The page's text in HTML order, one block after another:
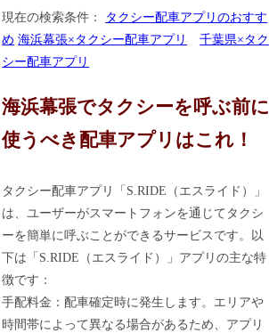
現在の検索条件：
タクシー配車アプリのおすす
め 海浜幕張×タクシー配車アプリ
千葉県×タク
シー配車アプリ
海浜幕張でタクシーを呼ぶ前に
使うべき配車アプリはこれ！
タクシー配車アプリ「S.RIDE（エスライド）」
は、ユーザーがスマートフォンを通じてタクシ
ーを簡単に呼ぶことができるサービスです。以
下は「S.RIDE（エスライド）」アプリの主な特
徴です：
手配料金：配車確定時に発生します。エリアや
時間帯によって異なる場合があるため、アプリ